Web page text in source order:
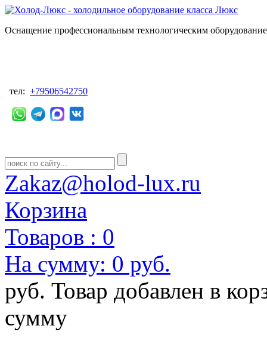
Оснащение профессиональным технологическим
тел: +79506542750
Zakaz@holod-lux.ru
Корзина
Товаров : 0
На сумму: 0 руб.
руб. Товар добавлен в
сумму